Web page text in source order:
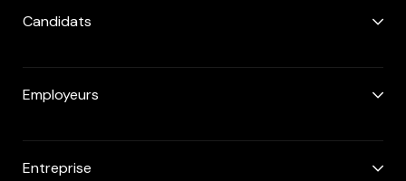
Candidats
Employeurs
Entreprise